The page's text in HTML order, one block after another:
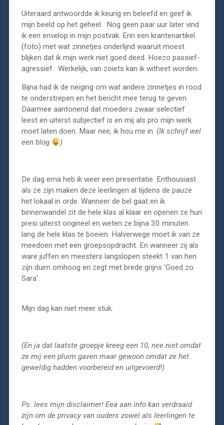
Uiteraard antwoordde ik keurig en beleefd en geef ik
mijn beeld op het geheel. Nog geen paar uur later vind
ik een envelop in mijn postvak. Erin een krantenartikel
(foto) met wat zinnetjes onderlijnd waaruit moest
blijken dat ik mijn werk niet goed deed. Hoezo passief-
agressief. Werkelijk, van zoiets kan ik witheet worden.
Bijna had ik de neiging om wat andere zinnetjes in rood
te onderstrepen en het bericht mee terug te geven.
Daarmee aantonend dat moeders zwaar selectief
leest en uiterst subjectief is en mij als pro mijn werk
moet laten doen. Maar nee, ik hou me in. (Ik schrijf wel
een blog
)
De dag erna heb ik weer een presentatie. Enthousiast
als ze zijn maken deze leerlingen al tijdens de pauze
het lokaal in orde. Wanneer de bel gaat en ik
binnenwandel zit de hele klas al klaar en openen ze hun
presi uiterst origineel en weten ze bijna 30 minuten
lang de hele klas te boeien. Halverwege moet ik van ze
meedoen met een groepsopdracht. En wanneer zij als
ware juffen en meesters langslopen steekt 1 van hen
zijn duim omhoog en zegt met brede grijns ‘Goed zo
Sara’.
Mijn dag kan niet meer stuk.
(En ja dat laatste groepje kreeg een 10, nee niet omdat
ze mij een pluim gaven maar gewoon omdat ze het
geweldig hadden voorbereid en uitgevoerd!)
Ps: lees mijn disclaimer! Eea aan info kan verdraaid
zijn om de privacy van ouders zowel als leerlingen te